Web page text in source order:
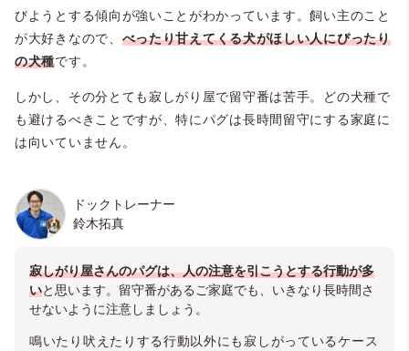
びようとする傾向が強いことがわかっています。飼い主のこと
が大好きなので、 べったり甘えてくる犬がほしい人にぴったり
の犬種です。
しかし、その分とても寂しがり屋で留守番は苦手。どの犬種で
も避けるべきことですが、特にパグは長時間留守にする家庭に
は向いていません。
ドックトレーナー
鈴木拓真
寂しがり屋さんのパグは、人の注意を引こうとする行動が多
いと思います。留守番があるご家庭でも、いきなり長時間さ
せないように注意しましょう。
鳴いたり吠えたりする行動以外にも寂しがっているケース